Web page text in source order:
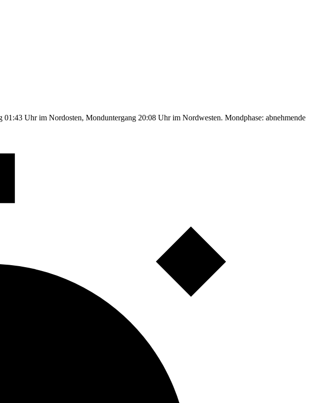
Uhr im Nordosten, Monduntergang 20:08 Uhr im Nordwesten. Mondphase: abnehmende